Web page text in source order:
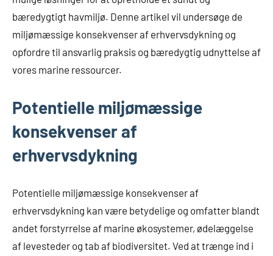
bæredygtigt havmiljø. Denne artikel vil undersøge de
miljømæssige konsekvenser af erhvervsdykning og
opfordre til ansvarlig praksis og bæredygtig udnyttelse af
vores marine ressourcer.
Potentielle miljømæssige
konsekvenser af
erhvervsdykning
Potentielle miljømæssige konsekvenser af
erhvervsdykning kan være betydelige og omfatter blandt
andet forstyrrelse af marine økosystemer, ødelæggelse
af levesteder og tab af biodiversitet. Ved at trænge ind i